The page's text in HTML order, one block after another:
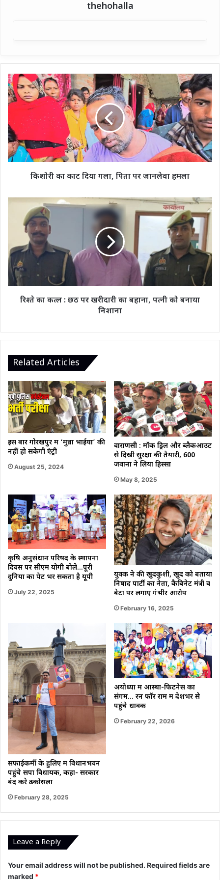
thehohalla
किशोरी
का
काट
गला,
पिता
पर
जानलेवा
हमला
किशोरी का काट दिया गला, पिता पर जानलेवा हमला
रिश्ते
पर
खरीदारी
का
बहाना,
रिश्ते का कत्ल : छठ पर खरीदारी का बहाना, पत्नी को बनाया
निशाना
Related Articles
इस बार गोरखपुर में ‘मुन्ना भाईयों’ की
नहीं हो सकेगी एंट्री
August 25, 2024
वाराणसी : मॉक ड्रिल और ब्लैकआउट
से दिखी सुरक्षा की तैयारी, 600
जवानों ने लिया हिस्सा
May 8, 2025
कृषि अनुसंधान परिषद के स्थापना
दिवस पर सीएम योगी बोले…पूरी
दुनिया का पेट भर सकता है यूपी
July 22, 2025
युवक ने की खुदकुशी, खुद को बताया
निषाद पार्टी का नेता, कैबिनेट मंत्री व
बेटों पर लगाए गंभीर आरोप
February 16, 2025
सफाईकर्मी के हुलिए में विधानभवन
पहुंचे सपा विधायक, कहा- सरकार
बंद करे ढकोसला
February 28, 2025
अयोध्या में आस्था-फिटनेस का
संगम… रन फॉर राम में देशभर से
पहुंचे धावक
February 22, 2026
Leave a Reply
Your email address will not be published. Required fields are
marked *